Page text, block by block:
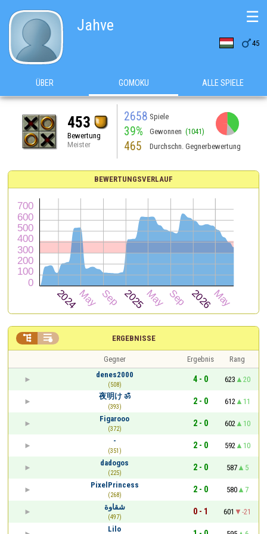
Jahve
45
☰
ÜBER GOMOKU ALLE SPIELE
453
Bewertung
Meister
2658 Spiele
39% Gewonnen (1041)
465 Durchschn. Gegnerbewertung
BEWERTUNGSVERLAUF
ERGEBNISSE
 
Gegner Ergebnis
Rang
denes2000
(508)
4 - 0 623
20
夜明け ॐ
(393)
2 - 0 612
11
Figarooo
(372)
2 - 0 602
10
-
(351)
2 - 0 592
10
dadogos
(225)
2 - 0 587
5
PixelPrincess
(268)
2 - 0 580
7
شقاوة
(497)
0 - 1 601
-21
Lilo